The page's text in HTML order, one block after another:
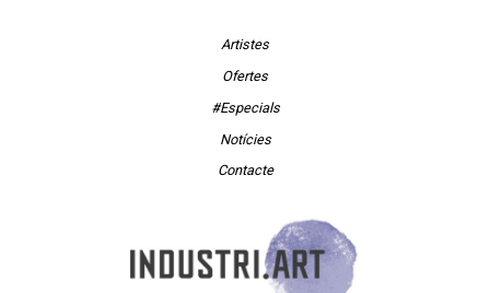
Artistes
Ofertes
#Especials
Notícies
Contacte